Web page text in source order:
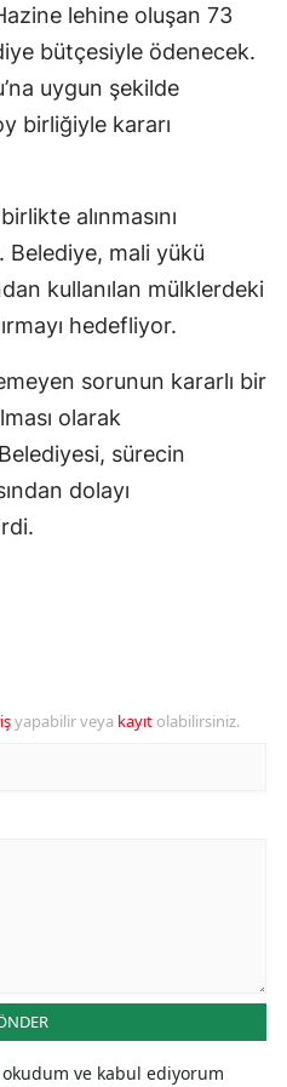
lehine oluşan 73
bütçesiyle ödenecek.
uygun şekilde
birliğiyle kararı
alınmasını
Belediye, mali yükü
kullanılan mülklerdeki
hedefliyor.
sorunun kararlı bir
olarak
sürecin
dolayı
yapabilir veya kayıt olabilirsiniz.
okudum ve kabul ediyorum